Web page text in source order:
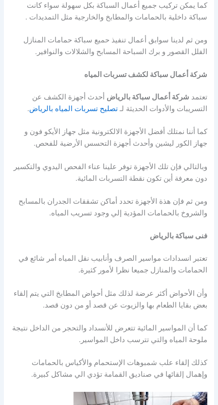
كما يمكن تركيب جميع أعمال السباكة بكل سهولة سواء كانت
سباكة داخلية بالحمامات والمطابخ والخارجية مثل التمديدات .
ومن ثم لدينا سوابق أعمال تنفيذ حميع سباكة حمامات المنازل
الفلل القصور و برك السباحة المسابح والشلالات والنوافير.
شركة أعمال سباكة لكشف تسربات المياه
تعتمد شركة أعمال سباكة بالرياض أحدث أجهزة الكشف عن
التسريبات والأدوات الحديثة لـتصليح تسربات المياه بالرياض.
كما أننا نمتلك أفضل الأجهزة الالكترونية مثل جهاز الأيكو فون و
جهاز الكور ليشين وأحدث أجهزة التحسس الأرضية للفحص.
وبالتالي فإن تلك الأجهزة توفر علينا عناء الفحص اليدوي والتكسير
دون معرفة أين تكون نقطة التسربات المائية.
ومن ثم فإن هذة الأجهزة تحدد أماكن تشققات الجدران بالمسابح
والشروخ بالحمامات المؤدية إلي وجود تسريب المياه.
فنى سباكة بالرياض
تعتبر انسدادات مواسير الصرف وأنابيب نقل المياه أمر شائع في
الحمامات والمنازل جميعا نظرا لأمور كثيرة.
وأن الأحواض أكثر عرضة لذلك مثل أحواض المطابخ التي يتم إلقاء
بعض بقايا الطعام بها والزيوت عن قصد أو من دون قصد.
كما أن المواسير المائية تتعرض للأنسداد والتحجر من الداخل نتيجة
ملوحة المياه والتي تترسب داخل المواسير.
كذلك إلقاء علب شمبوهات الإستحمام والأكياس بالحمامات
وإهمال إلقائها في صناديق القمامة تؤدي الي مشاكل كبيرة.